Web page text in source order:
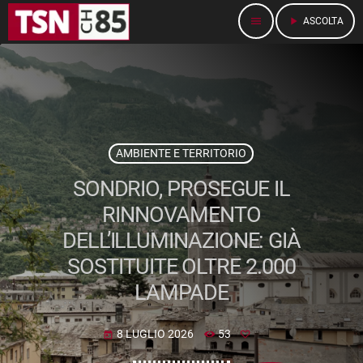
menu play_arrow ASCOLTA
AMBIENTE E TERRITORIO
SONDRIO, PROSEGUE IL
RINNOVAMENTO
DELL’ILLUMINAZIONE: GIÀ
SOSTITUITE OLTRE 2.000
LAMPADE
today 8 LUGLIO 2026 53